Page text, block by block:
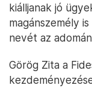
kiálljanak jó
magánszemély
nevét az
Görög Zita a